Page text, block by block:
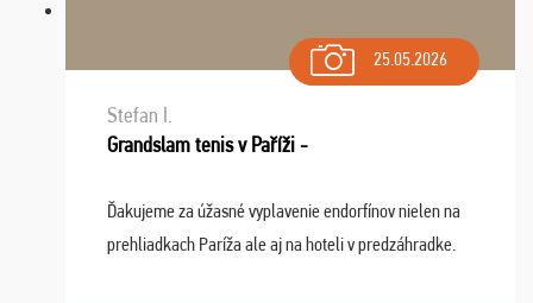
25.05.2026
Stefan I.
Grandslam tenis v Paříži -
Ďakujeme za úžasné vyplavenie endorfínov nielen na
prehliadkach Paríža ale aj na hoteli v predzáhradke.